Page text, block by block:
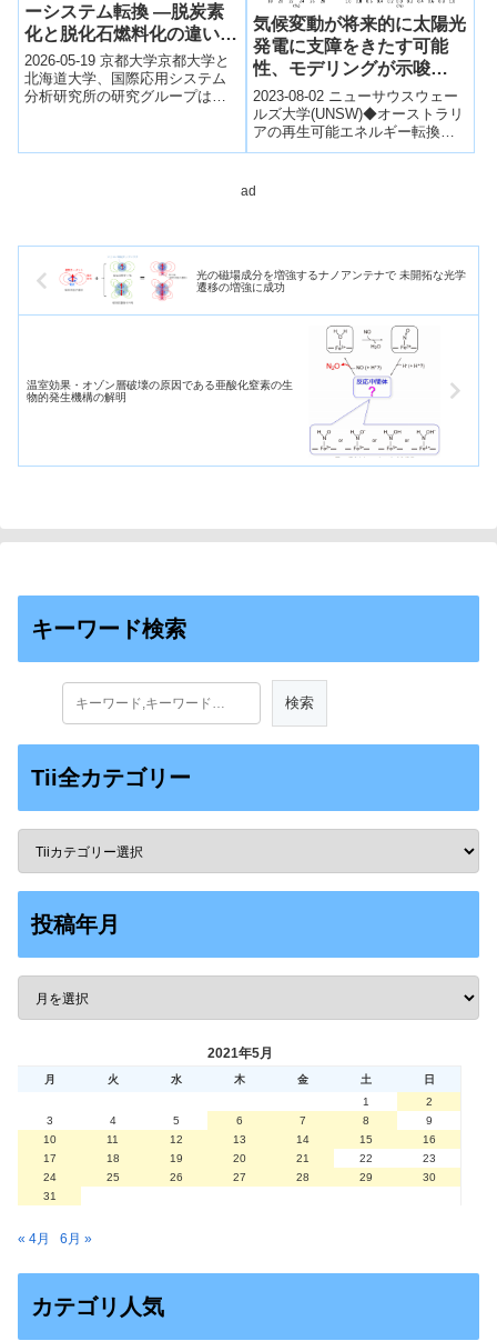
ーシステム転換 ―脱炭素
化と脱化石燃料化の違いを
定量評価―
2026-05-19 京都大学京都大学と
北海道大学、国際応用システム
分析研究所の研究グループは、
を定...
気候変動が将来的に太陽光
発電に支障をきたす可能
性、モデリングが示唆
(Climate change may
cause disruptions to
solar generation in the
future, modelling
2023-08-02 ニューサウスウェー
ルズ大学(UNSW)◆オーストラリ
アの再生可能エネルギー転換計
画において、気候変動がグリッ
安...
ad
光の磁場成分を増強するナノアンテナで 未開拓な光学
遷移の増強に成功
温室効果・オゾン層破壊の原因である亜酸化窒素の生
物的発生機構の解明
キーワード検索
Tii全カテゴリー
投稿年月
2021年5月
月 火 水 木 金 土
日
1
2
3
4 5 6 7 8
9
10
11 12 13 14 15
16
17
18 19 20 21 22
23
24
25 26 27 28 29
30
31
« 4月 6月 »
カテゴリ人気